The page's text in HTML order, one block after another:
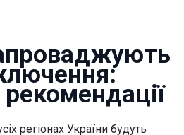
регіонах України будуть